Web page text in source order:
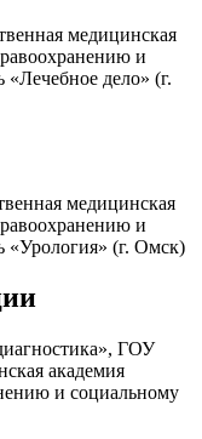
медицинская
и
дело» (г.
медицинская
и
«Урология» (г. Омск)
ГОУ
академия
и социальному